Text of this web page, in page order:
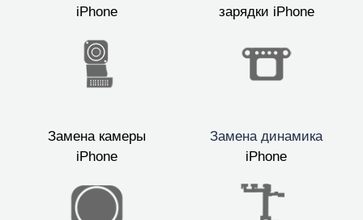
iPhone
зарядки iPhone
Замена камеры
iPhone
Замена динамика
iPhone